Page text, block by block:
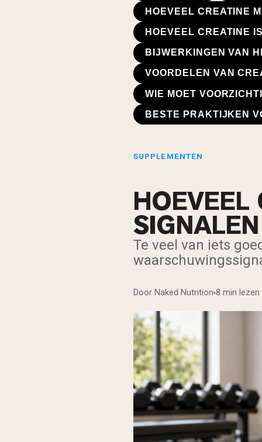
HOEVEEL CREATINE
HOEVEEL CREATINE
BIJWERKINGEN VAN
VOORDELEN VAN
WIE MOET
BESTE PRAKTIJKEN
SUPPLEMENTEN
HOEVEEL
Te veel van iets
Door Naked Nutrition 8 min lezen